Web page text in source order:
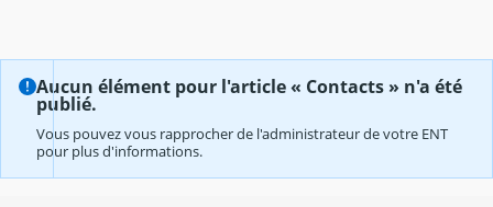
Aucun élément pour l'article « Contacts » n'a été
publié.
Vous pouvez vous rapprocher de l'administrateur de votre ENT
pour plus d'informations.